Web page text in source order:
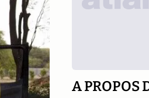
A PROPOS